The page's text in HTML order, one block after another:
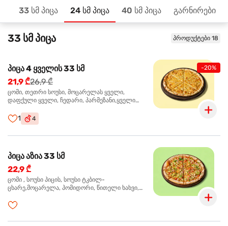
33 სმ პიცა 24 სმ პიცა 40 სმ პიცა გარნირები
მთავარზე
33 სმ პიცა პროდუქტები 18
-20%
პიცა 4 ყველის 33 სმ
21,9 ₾26,9 ₾
ცომი, თეთრი სოუსი, მოცარელას ყველი,
დაფქული ყველი, ჩედარი, პარმეზანი,ყველი
1 4
პიცა აზია 33 სმ
22,9 ₾
ცომი , სოუსი პიცის, სოუსი ტკბილ-
ცხარე,მოცარელა, პომიდორი, წითელი ხახვი,
სეზამის მარცვლის ნაზავი, ქინძი, ორეგანო